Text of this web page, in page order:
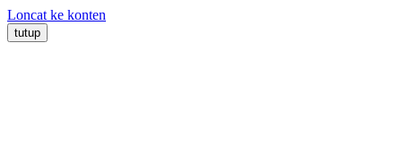
Loncat ke konten
tutup